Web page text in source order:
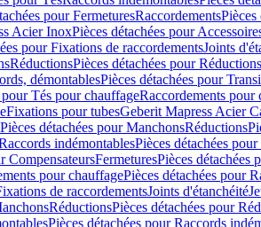
pour FermeturesRaccordementsPièces
Acier InoxPièces détachées pour
pour Fixations de raccordementsJoints
RéductionsPièces détachées pour Réductions
démontablesPièces détachées pour
pour Tés pour chauffageRaccordements pour
Fixations pour tubesGeberit Mapress Acier
Pièces détachées pour ManchonsRéductions
indémontablesPièces détachées
CompensateursFermeturesPièces détachées
pour chauffagePièces détachées pour
de raccordementsJoints d'étanchéité
RéductionsPièces détachées pour
Pièces détachées pour Raccords